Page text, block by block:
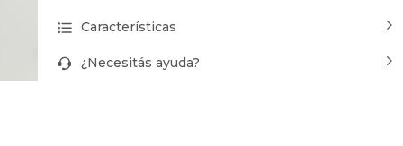
Características
¿Necesitás ayuda?